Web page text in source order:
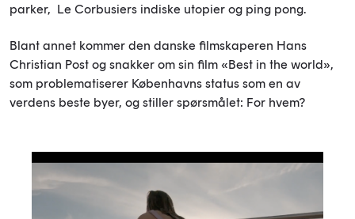
parker, Le Corbusiers indiske utopier og ping pong.
Blant annet kommer den danske filmskaperen Hans
Christian Post og snakker om sin film «Best in the world»,
som problematiserer Københavns status som en av
verdens beste byer, og stiller spørsmålet: For hvem?